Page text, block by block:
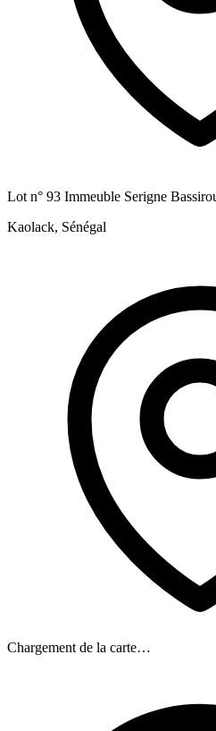
Lot n° 93 Immeuble Serigne
Kaolack, Sénégal
Chargement de la carte…